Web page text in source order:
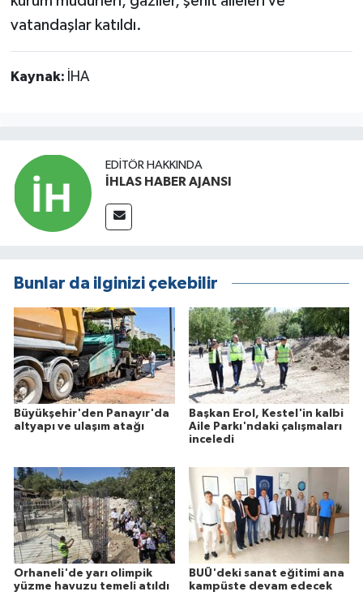
vatandaşlar katıldı.
Kaynak: İHA
EDITÖR HAKKINDA
İHLAS HABER AJANSI
Bunlar da ilginizi çekebilir
Büyükşehir'den Panayır'da
altyapı ve ulaşım atağı
Başkan Erol, Kestel'in kalbi
Aile Parkı'ndaki çalışmaları
inceledi
Orhaneli'de yarı olimpik
yüzme havuzu temeli atıldı
BUÜ'deki sanat eğitimi ana
kampüste devam edecek